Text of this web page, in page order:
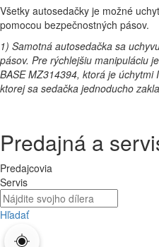
Všetky autosedačky je možné
pomocou bezpečnostných pásov.
1) Samotná autosedačka sa
pásov. Pre rýchlejšiu manipuláciu
BASE MZ314394, ktorá je
ktorej sa sedačka jednoducho
Predajná a
Predajcovia
Servis
Hľadať